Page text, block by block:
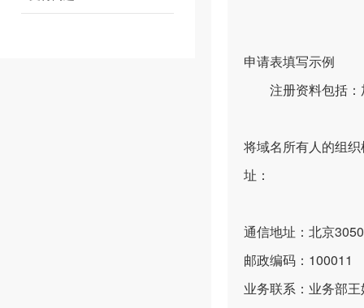
申请表填写示例
注册资料包括：
将域名所有人的组
址：
通信地址：北京
邮政编码：100011
业务联系：业务部